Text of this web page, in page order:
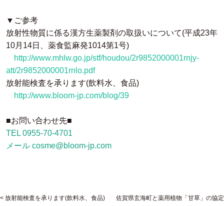
▼ご参考
放射性物質に係る漢方生薬製剤の取扱いについて(平成23年
10月14日、薬食監麻発1014第1号)
http://www.mhlw.go.jp/stf/houdou/2r9852000001rnjy-
att/2r9852000001rnlo.pdf
放射能検査を承ります(飲料水、食品)
http://www.bloom-jp.com/blog/39
■お問い合わせ先■
TEL 0955-70-4701
メール cosme@bloom-jp.com
放射能検査を承ります(飲料水、食品)
佐賀県玄海町と薬用植物「甘草」の協定